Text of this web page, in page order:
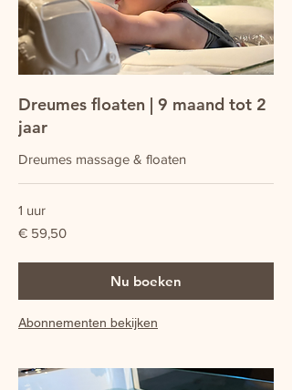
Dreumes floaten | 9 maand tot 2
jaar
Dreumes massage & floaten
1 uur
59,50
euro
€ 59,50
Nu boeken
Abonnementen bekijken